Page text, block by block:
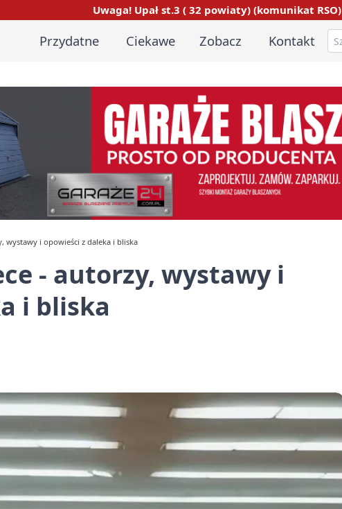
Uwaga! Upał st.3 ( 32 powiaty) (komunikat RSO)
Przydatne Ciekawe Zobacz Kontakt
wystawy i opowieści z daleka i bliska
- autorzy, wystawy i
i bliska